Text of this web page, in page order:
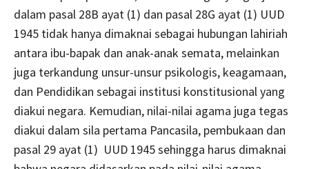
dalam pasal 28B ayat (1) dan pasal 28G ayat (1) UUD
1945 tidak hanya dimaknai sebagai hubungan lahiriah
antara ibu-bapak dan anak-anak semata, melainkan
juga terkandung unsur-unsur psikologis, keagamaan,
dan Pendidikan sebagai institusi konstitusional yang
diakui negara. Kemudian, nilai-nilai agama juga tegas
diakui dalam sila pertama Pancasila, pembukaan dan
pasal 29 ayat (1) UUD 1945 sehingga harus dimaknai